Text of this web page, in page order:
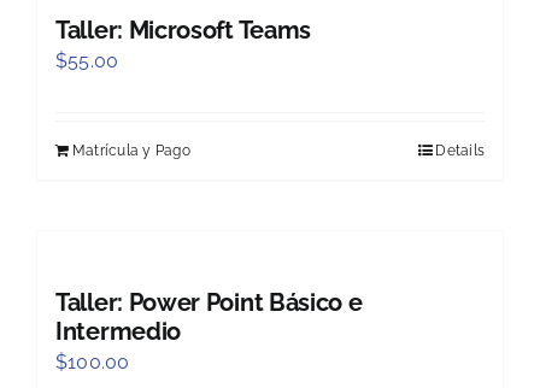
Taller: Microsoft Teams
$55.00
Matrícula y Pago Details
Taller: Power Point Básico e
Intermedio
$100.00